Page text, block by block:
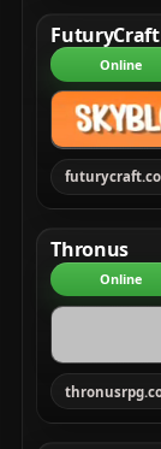
Online
Thronus
Online